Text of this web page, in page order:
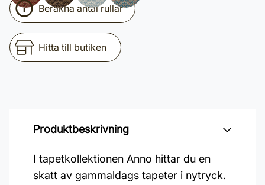
Beräkna antal rullar
Hitta till butiken
Produktbeskrivning
I tapetkollektionen Anno hittar du en
skatt av gammaldags tapeter i nytryck.